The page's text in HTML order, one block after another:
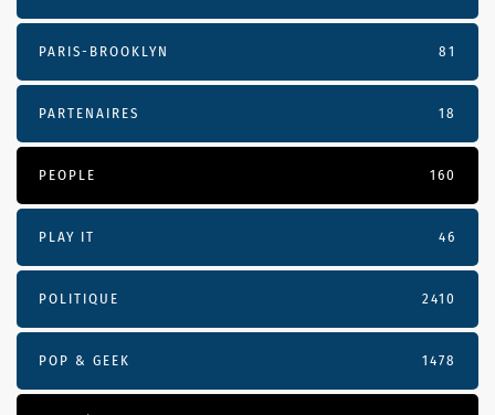
PARIS-BROOKLYN 81
PARTENAIRES 18
PEOPLE 160
PLAY IT 46
POLITIQUE 2410
POP & GEEK 1478